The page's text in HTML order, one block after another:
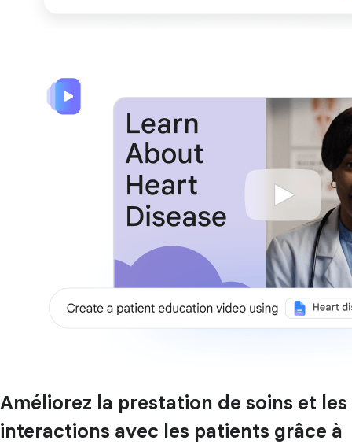
Améliorez la prestation de soins et les
interactions avec les patients grâce à